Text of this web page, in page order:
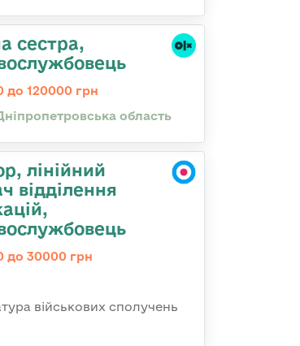
сестра,
до 120000 грн
область
лінійний
відділення
до 30000 грн
військових сполучень